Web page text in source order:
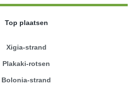
Top plaatsen
Xigia-strand
Plakaki-rotsen
Bolonia-strand